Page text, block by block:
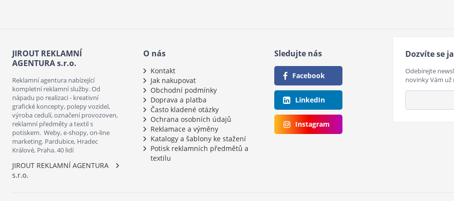
JIROUT REKLAMNÍ
AGENTURA s.r.o.
Reklamní agentura nabízející
kompletní reklamní služby. Od
nápadu po realizaci - kreativní
grafické koncepty, polepy vozidel,
výroba cedulí, označení provozoven,
reklamní předměty a textil s
potiskem. Weby, e-shopy, on-line
marketing. Pardubice, Hradec
Králové, Praha. 40 lidí
JIROUT REKLAMNÍ AGENTURA
s.r.o.
O nás
Kontakt
Jak nakupovat
Obchodní podmínky
Doprava a platba
Často kladené otázky
Ochrana osobních údajů
Reklamace a výměny
Katalogy a šablony ke stažení
Potisk reklamních předmětů a
textilu
Sledujte nás
Facebook
LinkedIn
Instagram
Dozvíte se
Odebírejte
novinky Vám už